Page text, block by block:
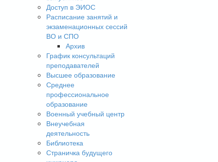
Доступ в ЭИОС
Расписание занятий и
экзаменационных сессий
ВО и СПО
Архив
График консультаций
преподавателей
Высшее образование
Среднее
профессиональное
образование
Военный учебный центр
Внеучебная
деятельность
Библиотека
Страничка будущего